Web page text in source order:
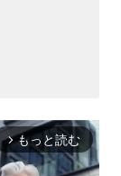
arrow_forward_ios もっと読む